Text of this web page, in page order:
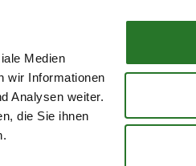
Medien
wir Informationen
Analysen weiter.
die Sie ihnen
Karriere